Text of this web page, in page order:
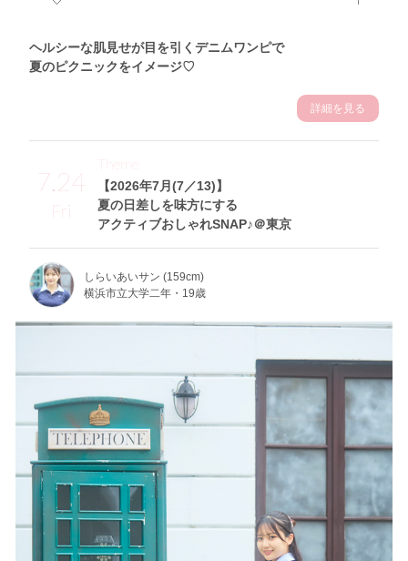
ヘルシーな肌見せが目を引くデニムワンピで
夏のピクニックをイメージ♡
詳細を見る
7.24
Fri
【2026年7月(7／13)】
夏の日差しを味方にする
アクティブおしゃれSNAP♪＠東京
Theme
しらいあいサン (159cm)
横浜市立大学二年・19歳